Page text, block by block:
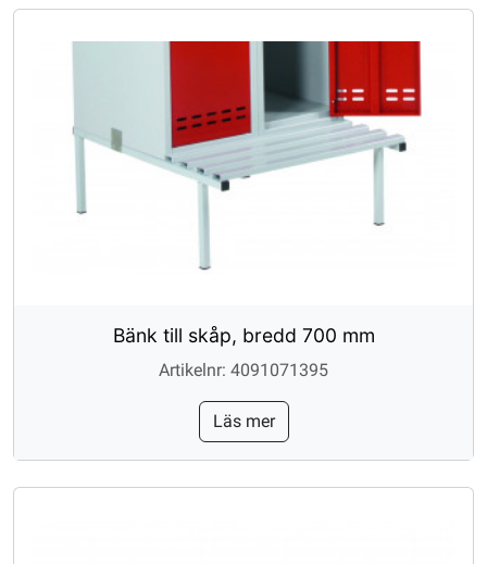
Bänk till skåp, bredd 700 mm
Artikelnr: 4091071395
Läs mer